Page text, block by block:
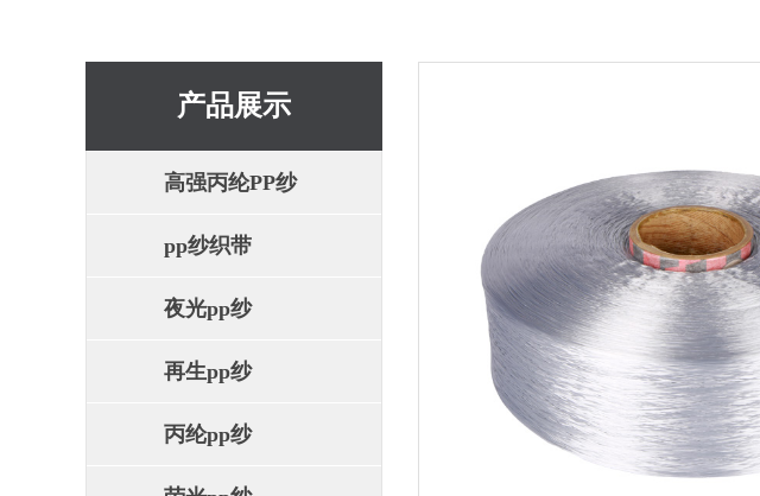
产品展示
高强丙纶PP纱
pp纱织带
夜光pp纱
再生pp纱
丙纶pp纱